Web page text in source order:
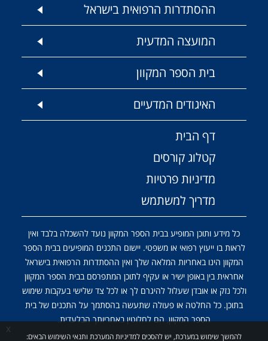
להמשך שימוש במערכת, יש להסכים למדיניות המערכת ותנאי השימוש הבאים:
x
ההסתדרות הרפואית בישראל
המועצה המדעית
בית הספר המקוון
האיגודים המדעיים
דף הבית
קטלוג קורסים
מדיניות פרטיות
מדריך למשתמש
כל מידע ותוכן המופיע בבית הספר המקוון נועד להשכלה בלבד ואין
לראות בו ייעוץ רפואי או משפטי. יישום התכנים המופיעים בבית הספר
המקוון הינו באחריות המלאה שלך ואין ההסתדרות הרפואית בישראל
אחראית בין באופן ישיר או עקיף לתוכן המתפרסם בבית הספר המקוון
ולכל נזק או אובדן שעלול להיגרם לך או לכל צד שלישי בעקבות שימוש
בתוכן. כל החלטה או פעולה שתעשה בהסתמך על התכנים של בית
הספר המקוון, הם לחלוטין באחריותך הבלעדית.